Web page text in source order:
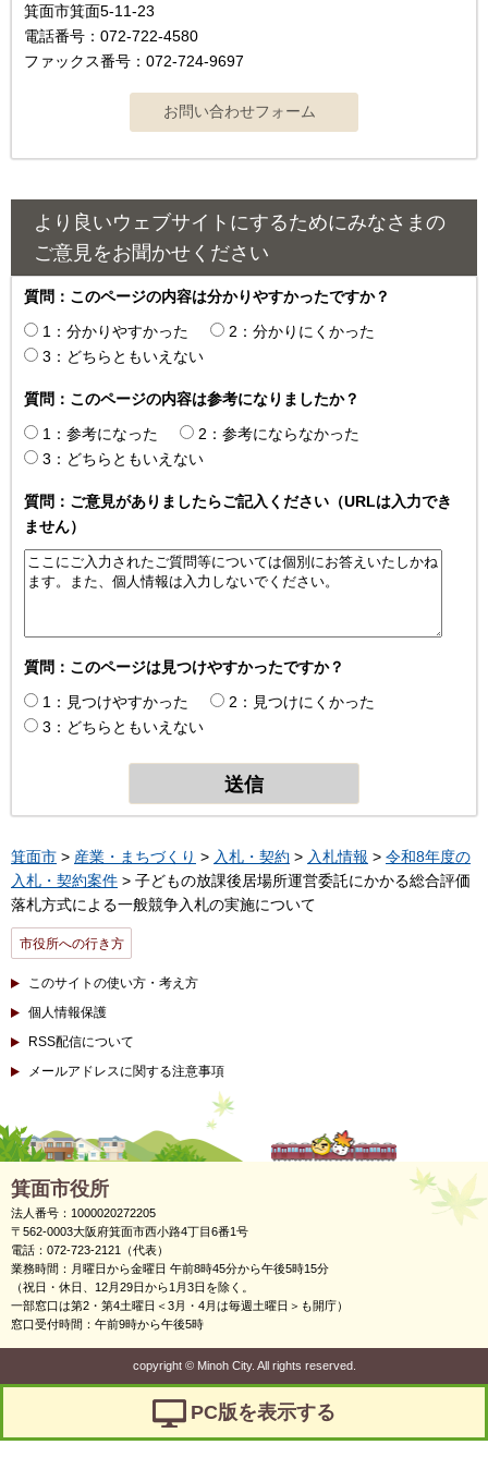
箕面市箕面5-11-23
電話番号：072-722-4580
ファックス番号：072-724-9697
より良いウェブサイトにするためにみなさまの
ご意見をお聞かせください
質問：このページの内容は分かりやすかったですか？
1：分かりやすかった
2：分かりにくかった
3：どちらともいえない
質問：このページの内容は参考になりましたか？
1：参考になった
2：参考にならなかった
3：どちらともいえない
質問：ご意見がありましたらご記入ください（URLは入力でき
ません）
質問：このページは見つけやすかったですか？
1：見つけやすかった
2：見つけにくかった
3：どちらともいえない
箕面市 > 産業・まちづくり > 入札・契約 > 入札情報 > 令和8年度の
入札・契約案件 > 子どもの放課後居場所運営委託にかかる総合評価
落札方式による一般競争入札の実施について
市役所への行き方
このサイトの使い方・考え方
個人情報保護
RSS配信について
メールアドレスに関する注意事項
箕面市役所
法人番号：1000020272205
〒562-0003大阪府箕面市西小路4丁目6番1号
電話：072-723-2121（代表）
業務時間：月曜日から金曜日 午前8時45分から午後5時15分
（祝日・休日、12月29日から1月3日を除く。
一部窓口は第2・第4土曜日＜3月・4月は毎週土曜日＞も開庁）
窓口受付時間：午前9時から午後5時
copyright ©Minoh City. All rights reserved.
PC版を表示する